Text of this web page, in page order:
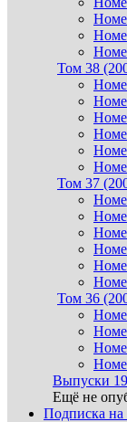
Том 38
Том 37
Том 36
Выпуски
Ещё не
Подписка